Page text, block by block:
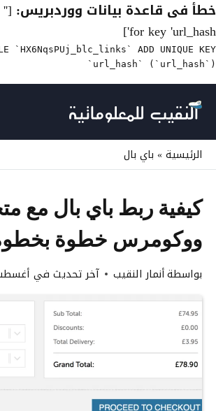
خطأ فى قاعدة بيانات ووردبريس:
for key 'url_hash']
`HX6NqsPUj_blc_links` ADD UNIQUE KEY
`url_hash` (`url_hash`)
إلى
المحتوى
الرئيسية» باي بال
كيفية ربط باي بال مع
ووكومرس خطوة
بواسطةأنمار النقيب آخر تحديث في أغسطس 23,